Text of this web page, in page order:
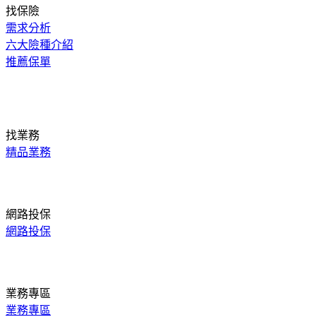
找保險
需求分析
六大險種介紹
推薦保單
找業務
精品業務
網路投保
網路投保
業務專區
業務專區